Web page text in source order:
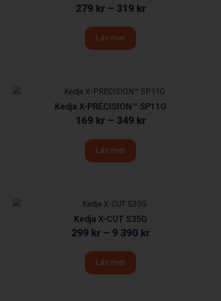
279 kr – 319 kr
Läs mer
Kedja X-PRECISION™ SP11G
169 kr – 349 kr
Läs mer
Kedja X-CUT S35G
299 kr – 9 390 kr
Läs mer